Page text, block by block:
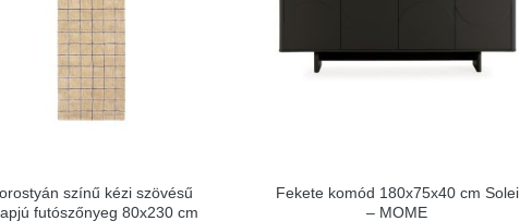
színű kézi szövésű
futószőnyeg 80x230 cm
Fekete komód 180x75x40 cm Solei
– MOME